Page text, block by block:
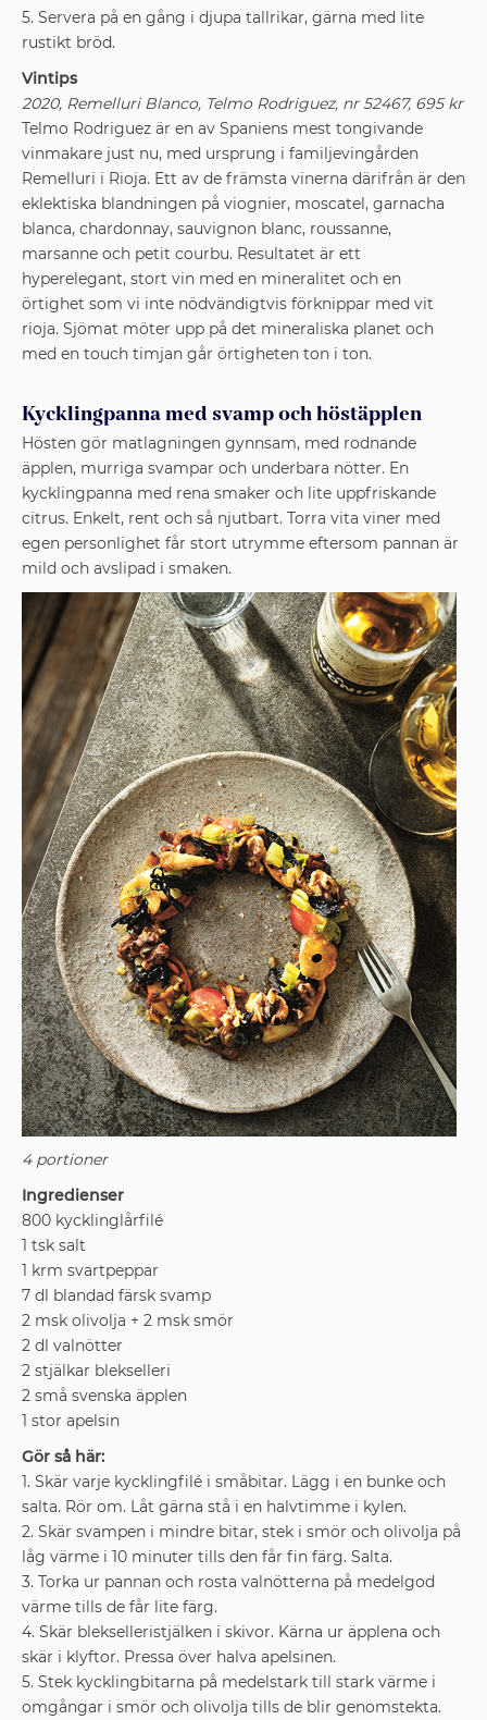
5. Servera på en gång i djupa tallrikar, gärna med lite
rustikt bröd.
Vintips
2020, Remelluri Blanco, Telmo Rodriguez, nr 52467, 695 kr
Telmo Rodriguez är en av Spaniens mest tongivande
vinmakare just nu, med ursprung i familjevingården
Remelluri i Rioja. Ett av de främsta vinerna därifrån är den
eklektiska blandningen på viognier, moscatel, garnacha
blanca, chardonnay, sauvignon blanc, roussanne,
marsanne och petit courbu. Resultatet är ett
hyperelegant, stort vin med en mineralitet och en
örtighet som vi inte nödvändigtvis förknippar med vit
rioja. Sjömat möter upp på det mineraliska planet och
med en touch timjan går örtigheten ton i ton.
Kycklingpanna med svamp och höstäpplen
Hösten gör matlagningen gynnsam, med rodnande
äpplen, murriga svampar och underbara nötter. En
kycklingpanna med rena smaker och lite uppfriskande
citrus. Enkelt, rent och så njutbart. Torra vita viner med
egen personlighet får stort utrymme eftersom pannan är
mild och avslipad i smaken.
4 portioner
Ingredienser
800 kycklinglårfilé
1 tsk salt
1 krm svartpeppar
7 dl blandad färsk svamp
2 msk olivolja + 2 msk smör
2 dl valnötter
2 stjälkar blekselleri
2 små svenska äpplen
1 stor apelsin
Gör så här:
1. Skär varje kycklingfilé i småbitar. Lägg i en bunke och
salta. Rör om. Låt gärna stå i en halvtimme i kylen.
2. Skär svampen i mindre bitar, stek i smör och olivolja på
låg värme i 10 minuter tills den får fin färg. Salta.
3. Torka ur pannan och rosta valnötterna på medelgod
värme tills de får lite färg.
4. Skär blekselleristjälken i skivor. Kärna ur äpplena och
skär i klyftor. Pressa över halva apelsinen.
5. Stek kycklingbitarna på medelstark till stark värme i
omgångar i smör och olivolja tills de blir genomstekta.